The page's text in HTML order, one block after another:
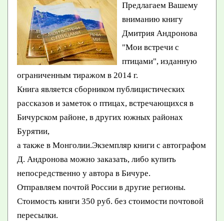
Предлагаем Вашему
вниманию книгу
Дмитрия Андронова
"Мои встречи с
птицами", изданную
ограниченным тиражом в 2014 г.
Книга является сборником публицистических
рассказов и заметок о птицах, встречающихся в
Бичурском районе, в других южных районах
Бурятии,
а также в Монголии.Экземпляр книги с автографом
Д. Андронова можно заказать, либо купить
непосредственно у автора в Бичуре.
Отправляем почтой России в другие регионы.
Стоимость книги 350 руб. без стоимости почтовой
пересылки.